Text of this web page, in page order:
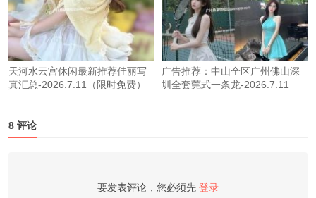
天河水云宫休闲最新推荐佳丽写
真汇总-2026.7.11（限时免费）
广告推荐：中山全区广州佛山深
圳全套莞式一条龙-2026.7.11
8 评论
要发表评论，您必须先 登录